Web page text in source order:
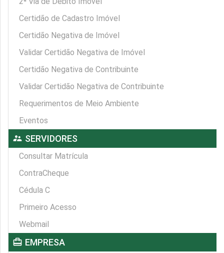
Certidão de Cadastro Imóvel
Certidão Negativa de Imóvel
Validar Certidão Negativa de Imóvel
Certidão Negativa de Contribuinte
Validar Certidão Negativa de Contribuinte
Requerimentos de Meio Ambiente
Eventos
supervisor_account SERVIDORES
Consultar Matrícula
ContraCheque
Cédula C
Primeiro Acesso
Webmail
card_travel EMPRESA